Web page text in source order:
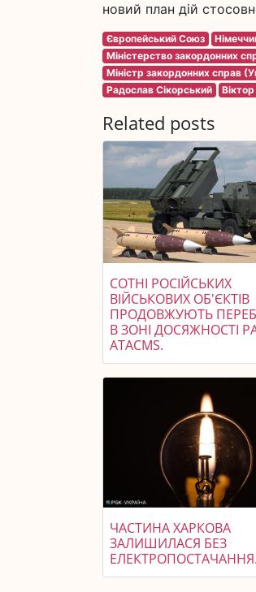
новий план дій
Європейський Союз
Міністерство закордонних
Міністр закордонних справ
Радослав Сікорський
Related posts
СОТНІ РОСІЙСЬКИХ
ВІЙСЬКОВИХ ОБ'ЄКТІВ
ПРОДОВЖУЮТЬ
В ЗОНІ ДОСЯЖНОСТІ
ATACMS.
ЧАСТИНА ХАРКОВА
ЗАЛИШИЛАСЯ БЕЗ
ЕЛЕКТРОПОСТАЧАННЯ.